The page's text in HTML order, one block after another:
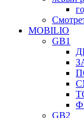
MOBILIO
GB1
GB2